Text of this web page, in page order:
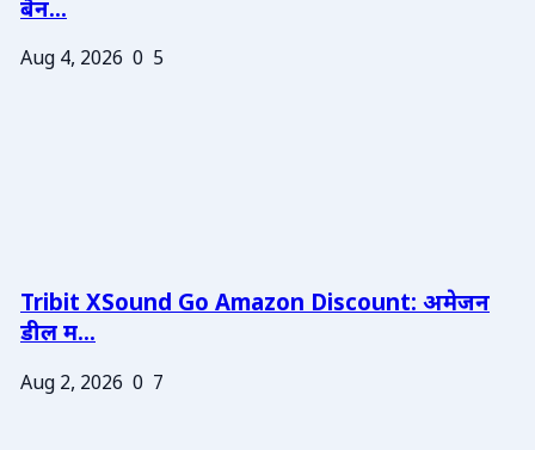
बैन...
Aug 4, 2026 0 5
Tribit XSound Go Amazon Discount: अमेजन
डील म...
Aug 2, 2026 0 7